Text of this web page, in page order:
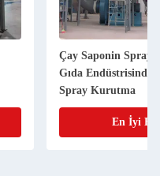
Çay Saponin Spray
Gıda Endüstrisinde
Spray Kurutma
En İyi